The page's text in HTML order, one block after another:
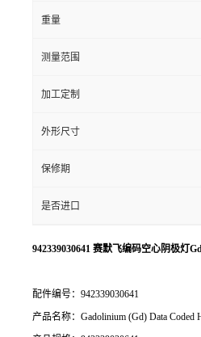
重量
测量范围
加工定制
外形尺寸
保修期
是否进口
942339030641 赛默飞编码空心阴极灯
配件编号：942339030641
产品名称：Gadolinium (Gd) Data Coded